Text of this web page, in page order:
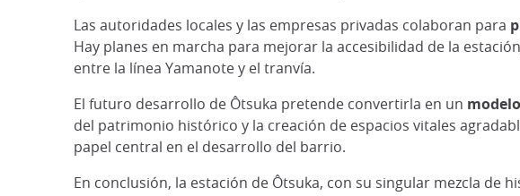
Las autoridades locales y las empresas privadas colaboran para
Hay planes en marcha para mejorar la accesibilidad de la
entre la línea Yamanote y el tranvía.
El futuro desarrollo de Ôtsuka pretende convertirla en un
del patrimonio histórico y la creación de espacios vitales
papel central en el desarrollo del barrio.
En conclusión, la estación de Ôtsuka, con su singular mezcla de